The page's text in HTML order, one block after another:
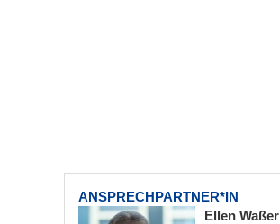
ANSPRECHPARTNER*IN
Ellen Waßer